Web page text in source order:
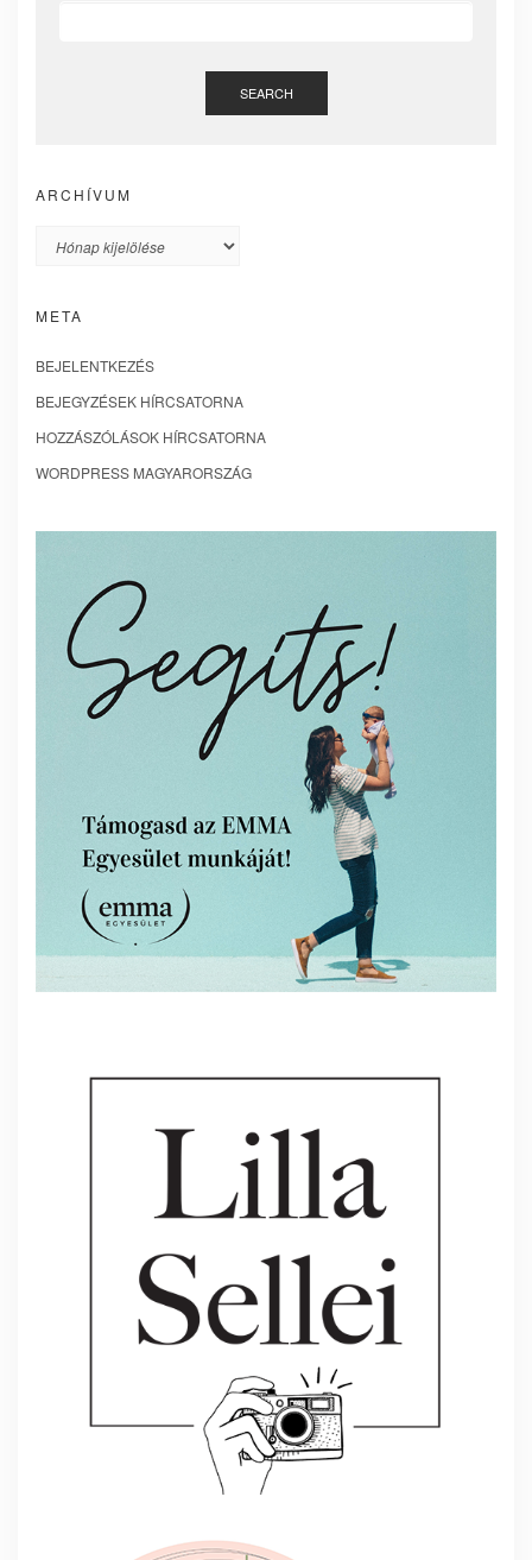
SEARCH
ARCHÍVUM
Archívum
META
BEJELENTKEZÉS
BEJEGYZÉSEK HÍRCSATORNA
HOZZÁSZÓLÁSOK HÍRCSATORNA
WORDPRESS MAGYARORSZÁG